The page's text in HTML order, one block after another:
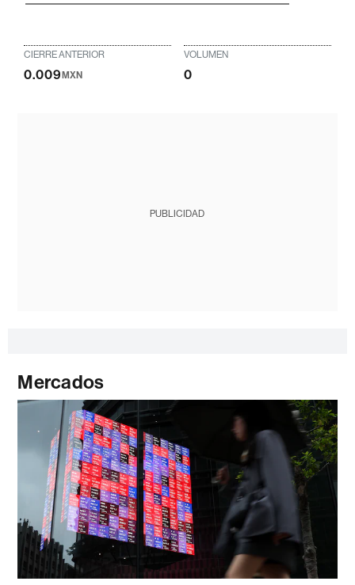
CIERRE ANTERIOR
0.009MXN
VOLUMEN
0
PUBLICIDAD
Mercados